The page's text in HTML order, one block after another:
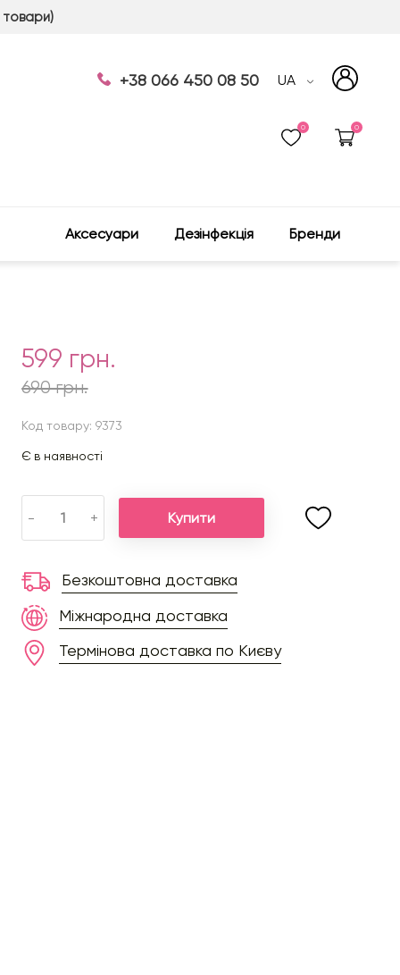
товари)
+38 066 450 08 50 UA
0 0
Аксесуари Дезінфекція Бренди
599 грн.
690 грн.
Код товару: 9373
Є в наявності
- + Купити
Безкоштовна доставка
Міжнародна доставка
Термінова доставка по Києву